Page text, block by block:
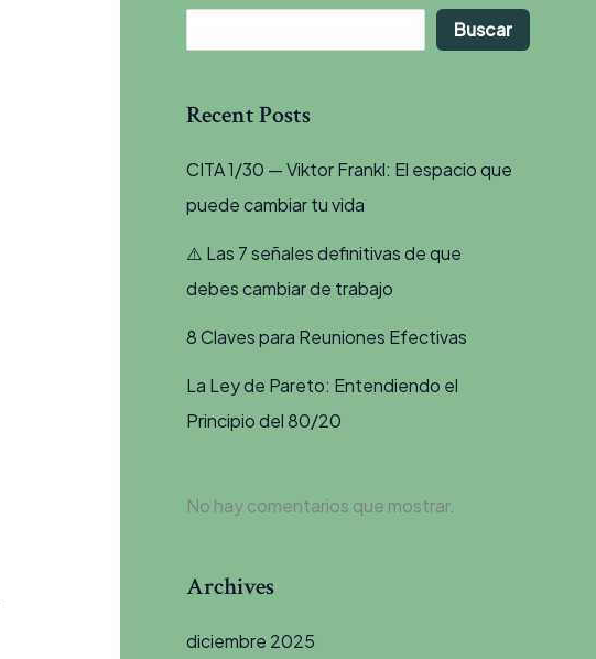
Buscar
Recent Posts
CITA 1/30 — Viktor Frankl: El espacio que
puede cambiar tu vida
⚠️ Las 7 señales definitivas de que
debes cambiar de trabajo
8 Claves para Reuniones Efectivas
La Ley de Pareto: Entendiendo el
Principio del 80/20
No hay comentarios que mostrar.
Archives
diciembre 2025